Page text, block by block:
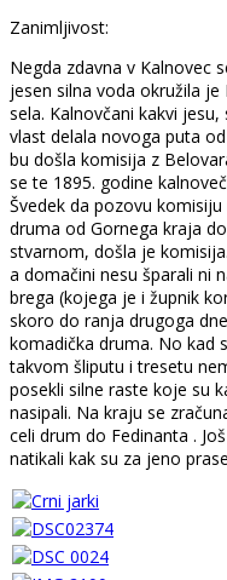
Zanimljivost:
Negda zdavna v Kalnovec
jesen silna voda okružila
sela. Kalnovčani kakvi
vlast delala novoga puta
bu došla komisija z
se te 1895. godine
Švedek da pozovu
druma od Gornega kraja
stvarnom, došla je
a domačini nesu šparali ni
brega (kojega je i župnik
skoro do ranja drugoga
komadička druma. No kad
takvom šliputu i tresetu
posekli silne raste koje su
nasipali. Na kraju se
celi drum do Fedinanta .
natikali kak su za jeno